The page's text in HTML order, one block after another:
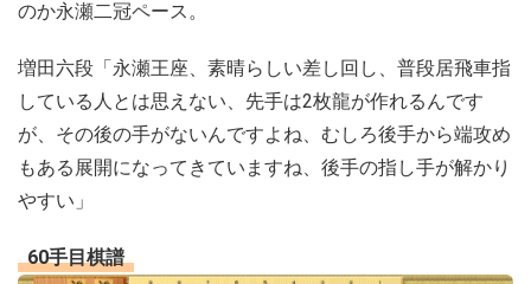
のか永瀬二冠ペース。
増田六段「永瀬王座、素晴らしい差し回し、普段居飛車指
している人とは思えない、先手は2枚龍が作れるんです
が、その後の手がないんですよね、むしろ後手から端攻め
もある展開になってきていますね、後手の指し手が解かり
やすい」
60手目棋譜